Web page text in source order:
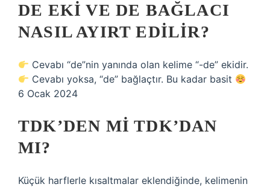
DE EKI VE DE BAĞLACI
NASIL AYIRT EDILIR?
Cevabı “de”nin yanında olan kelime “-de” ekidir.
Cevabı yoksa, “de” bağlaçtır. Bu kadar basit
6 Ocak 2024
TDK’DEN MI TDK’DAN
MI?
Küçük harflerle kısaltmalar eklendiğinde, kelimenin